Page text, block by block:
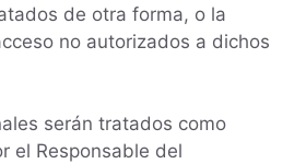
de otra forma, o la
no autorizados a dichos
serán tratados como
el Responsable del